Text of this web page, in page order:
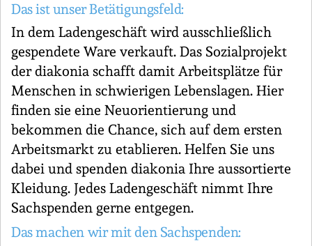
Das ist unser Betätigungsfeld:
In dem Ladengeschäft wird ausschließlich
gespendete Ware verkauft. Das Sozialprojekt
der diakonia schafft damit Arbeitsplätze für
Menschen in schwierigen Lebenslagen. Hier
finden sie eine Neuorientierung und
bekommen die Chance, sich auf dem ersten
Arbeitsmarkt zu etablieren. Helfen Sie uns
dabei und spenden diakonia Ihre aussortierte
Kleidung. Jedes Ladengeschäft nimmt Ihre
Sachspenden gerne entgegen.
Das machen wir mit den Sachspenden: